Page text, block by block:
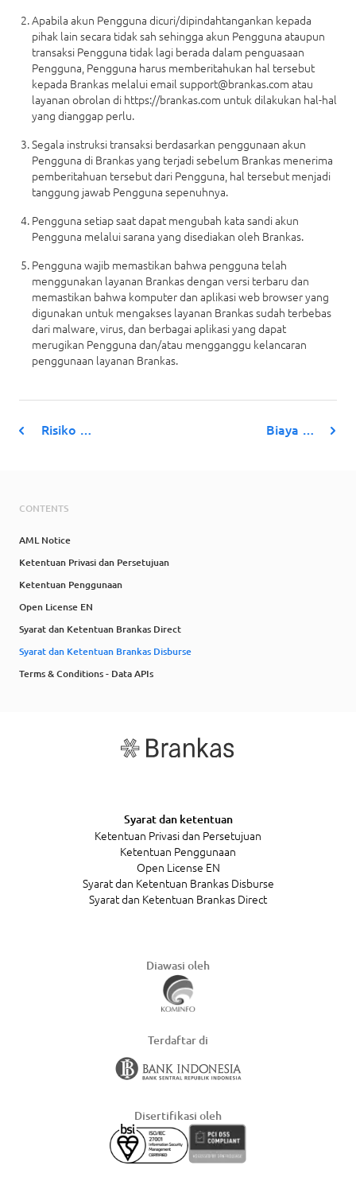
CONTENTS
AML Notice
Ketentuan Privasi dan Persetujuan
Ketentuan Penggunaan
Open License EN
Syarat dan Ketentuan Brankas Direct
Syarat dan Ketentuan Brankas Disburse
Terms & Conditions - Data APIs
Apabila akun Pengguna dicuri/dipindahtangankan kepada
pihak lain secara tidak sah sehingga akun Pengguna ataupun
transaksi Pengguna tidak lagi berada dalam penguasaan
Pengguna, Pengguna harus memberitahukan hal tersebut
kepada Brankas melalui email support@brankas.com atau
layanan obrolan di https://brankas.com untuk dilakukan hal-hal
yang dianggap perlu.
Segala instruksi transaksi berdasarkan penggunaan akun
Pengguna di Brankas yang terjadi sebelum Brankas menerima
pemberitahuan tersebut dari Pengguna, hal tersebut menjadi
tanggung jawab Pengguna sepenuhnya.
Pengguna setiap saat dapat mengubah kata sandi akun
Pengguna melalui sarana yang disediakan oleh Brankas.
Pengguna wajib memastikan bahwa pengguna telah
menggunakan layanan Brankas dengan versi terbaru dan
memastikan bahwa komputer dan aplikasi web browser yang
digunakan untuk mengakses layanan Brankas sudah terbebas
dari malware, virus, dan berbagai aplikasi yang dapat
merugikan Pengguna dan/atau mengganggu kelancaran
penggunaan layanan Brankas.
Risiko … Biaya …
Syarat dan ketentuan
Ketentuan Privasi dan Persetujuan
Ketentuan Penggunaan
Open License EN
Syarat dan Ketentuan Brankas Disburse
Syarat dan Ketentuan Brankas Direct
Diawasi oleh
Terdaftar di
Disertifikasi oleh